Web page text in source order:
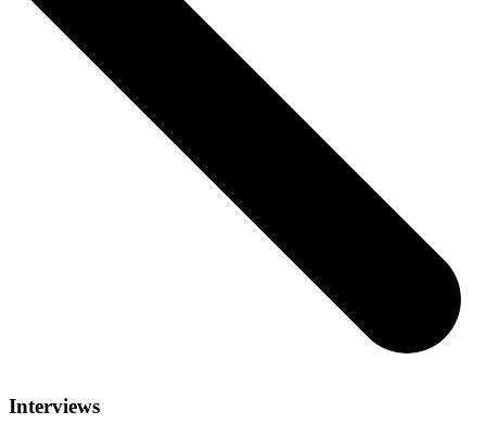
Interviews